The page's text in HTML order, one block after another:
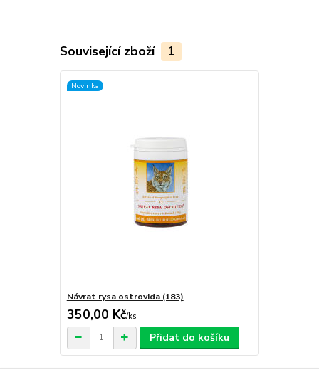
Související zboží 1
Novinka
Návrat rysa ostrovida (183)
350,00 Kč/ks
Přidat do košíku